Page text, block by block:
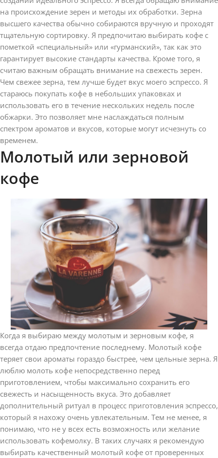
на происхождение зерен и методы их обработки. Зерна
высшего качества обычно собираются вручную и проходят
тщательную сортировку. Я предпочитаю выбирать кофе с
пометкой «специальный» или «гурманский», так как это
гарантирует высокие стандарты качества. Кроме того, я
считаю важным обращать внимание на свежесть зерен.
Чем свежее зерна, тем лучше будет вкус моего эспрессо. Я
стараюсь покупать кофе в небольших упаковках и
использовать его в течение нескольких недель после
обжарки. Это позволяет мне наслаждаться полным
спектром ароматов и вкусов, которые могут исчезнуть со
временем.
Молотый или зерновой
кофе
Когда я выбираю между молотым и зерновым кофе, я
всегда отдаю предпочтение последнему. Молотый кофе
теряет свои ароматы гораздо быстрее, чем цельные зерна. Я
люблю молоть кофе непосредственно перед
приготовлением, чтобы максимально сохранить его
свежесть и насыщенность вкуса. Это добавляет
дополнительный ритуал в процесс приготовления эспрессо,
который я нахожу очень увлекательным. Тем не менее, я
понимаю, что не у всех есть возможность или желание
использовать кофемолку. В таких случаях я рекомендую
выбирать качественный молотый кофе от проверенных